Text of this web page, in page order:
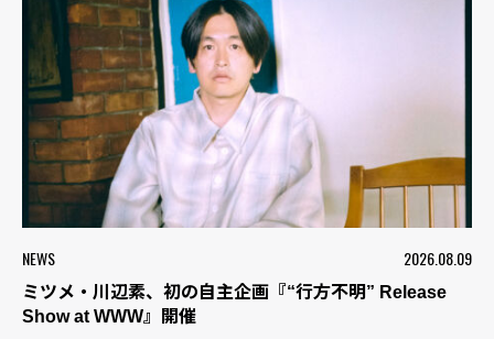
NEWS 2026.08.09
ミツメ・川辺素、初の自主企画『“行方不明” Release
Show at WWW』開催